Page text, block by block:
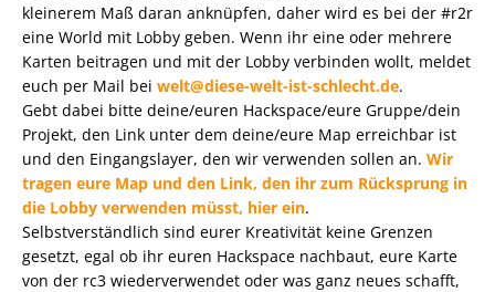
kleinerem Maß daran anknüpfen, daher wird es bei der #r2r
eine World mit Lobby geben. Wenn ihr eine oder mehrere
Karten beitragen und mit der Lobby verbinden wollt, meldet
euch per Mail bei welt@diese-welt-ist-schlecht.de.
Gebt dabei bitte deine/euren Hackspace/eure Gruppe/dein
Projekt, den Link unter dem deine/eure Map erreichbar ist
und den Eingangslayer, den wir verwenden sollen an. Wir
tragen eure Map und den Link, den ihr zum Rücksprung in
die Lobby verwenden müsst, hier ein.
Selbstverständlich sind eurer Kreativität keine Grenzen
gesetzt, egal ob ihr euren Hackspace nachbaut, eure Karte
von der rc3 wiederverwendet oder was ganz neues schafft,